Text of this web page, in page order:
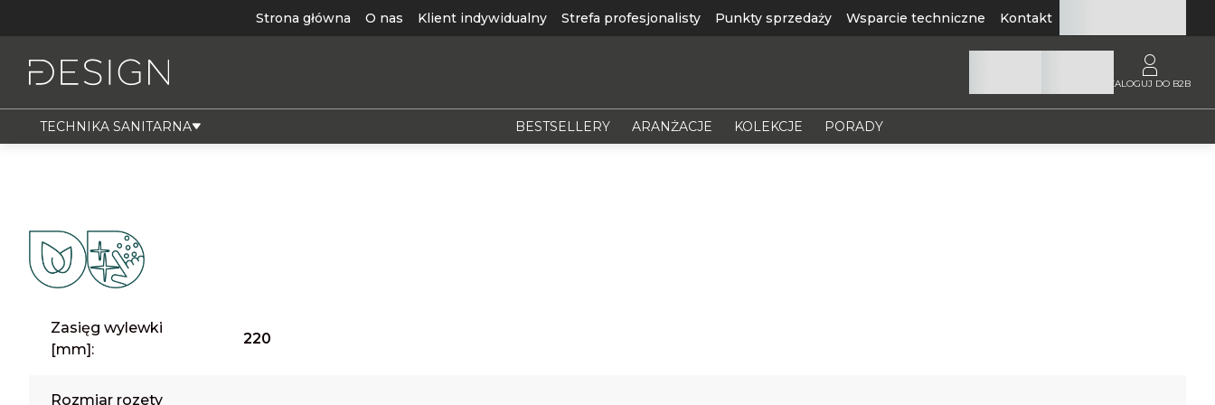
Strona główna O nas Klient indywidualny Strefa profesjonalisty Punkty sprzedaży Wsparcie techniczne Kontakt
ZALOGUJ DO B2B
TECHNIKA SANITARNA BESTSELLERY ARANŻACJE KOLEKCJE PORADY
Zasięg wylewki
[mm]:
220
Rozmiar rozety